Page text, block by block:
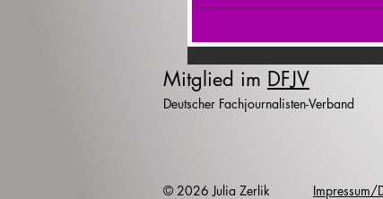
Mitglied im DFJV
Deutscher Fachjournalisten-Verband
© 2026 Julia Zerlik Impressum/